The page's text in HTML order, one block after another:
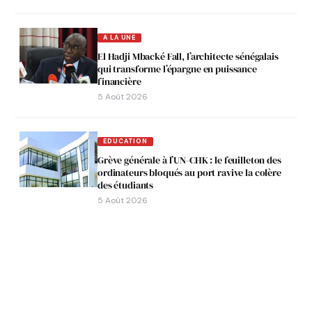
A LA UNE
El Hadji Mbacké Fall, l’architecte sénégalais
qui transforme l’épargne en puissance
financière
5 Août 2026
EDUCATION
Grève générale à l’UN-CHK : le feuilleton des
ordinateurs bloqués au port ravive la colère
des étudiants
5 Août 2026